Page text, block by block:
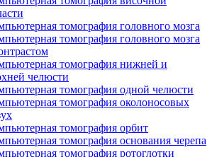
томография головного мозга
томография головного мозга
томография нижней и
челюсти
томография одной челюсти
томография околоносовых
томография орбит
томография основания черепа
томография ротоглотки